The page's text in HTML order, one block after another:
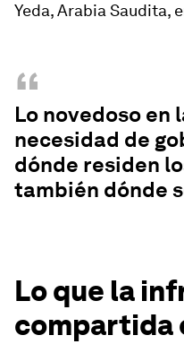
Yeda, Arabia Saudita,
“
Lo novedoso en
necesidad de
dónde residen
también dónde
Lo que la
compartida